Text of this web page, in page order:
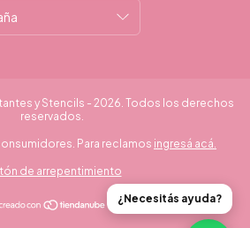
y Stencils - 2026. Todos los derechos
reservados.
Para reclamos ingresá acá.
de arrepentimiento
¿Necesitás ayuda?